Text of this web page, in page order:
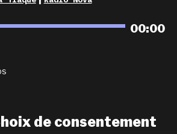
00:00
de consentement